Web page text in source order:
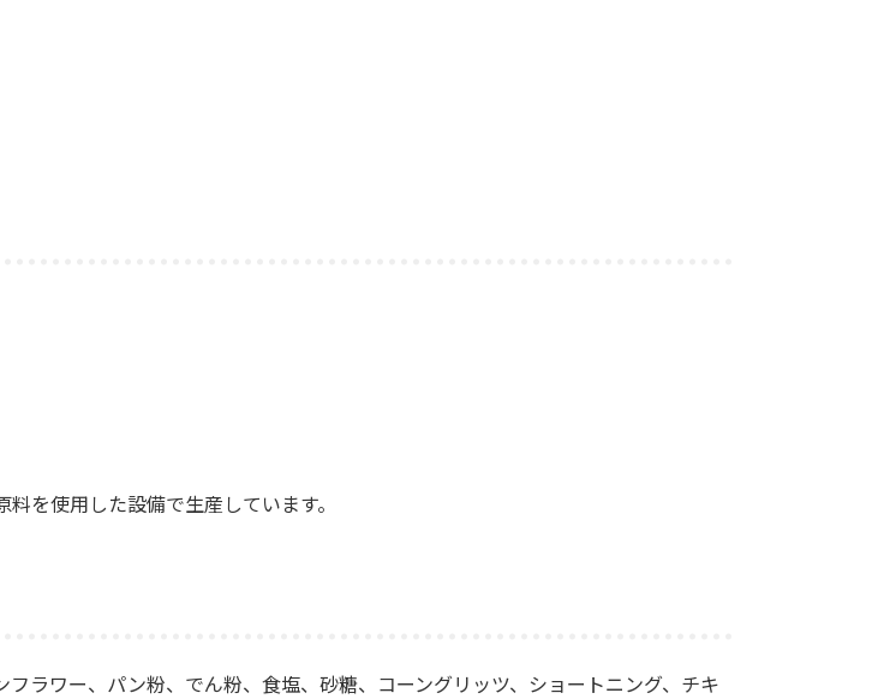
を使用した設備で生産しています。
ラワー、パン粉、でん粉、食塩、砂糖、コーングリッツ、ショートニング、チキ